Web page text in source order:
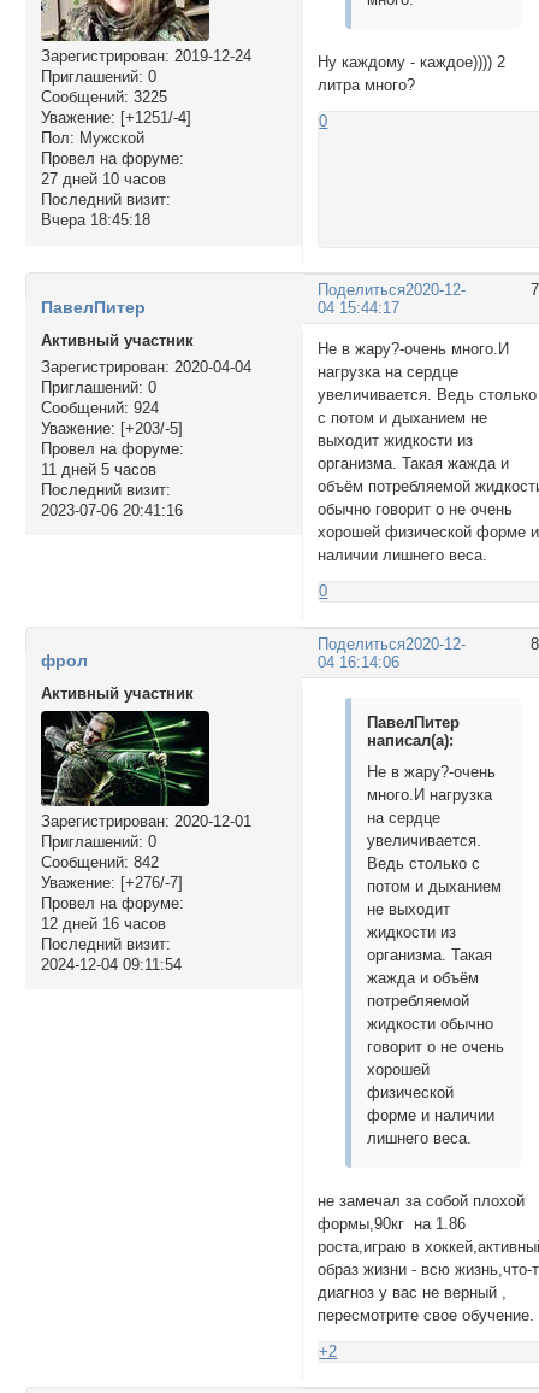
Зарегистрирован: 2019-12-24
Приглашений: 0
Сообщений: 3225
Уважение: [+1251/-4]
Пол: Мужской
Провел на форуме:
27 дней 10 часов
Последний визит:
Вчера 18:45:18
Ну каждому - каждое)))) 2
литра много?
0
Поделиться2020-12-
04 15:44:17
ПавелПитер
Активный участник
Зарегистрирован: 2020-04-04
Приглашений: 0
Сообщений: 924
Уважение: [+203/-5]
Провел на форуме:
11 дней 5 часов
Последний визит:
2023-07-06 20:41:16
Не в жару?-очень много.И
нагрузка на сердце
увеличивается. Ведь столько
с потом и дыханием не
выходит жидкости из
организма. Такая жажда и
объём потребляемой
обычно говорит о не очень
хорошей физической форме и
наличии лишнего веса.
0
Поделиться2020-12-
04 16:14:06
фрол
Активный участник
Зарегистрирован: 2020-12-01
Приглашений: 0
Сообщений: 842
Уважение: [+276/-7]
Провел на форуме:
12 дней 16 часов
Последний визит:
2024-12-04 09:11:54
ПавелПитер
написал(а):
Не в жару?-очень
много.И нагрузка
на сердце
увеличивается.
Ведь столько с
потом и дыханием
не выходит
жидкости из
организма. Такая
жажда и объём
потребляемой
жидкости обычно
говорит о не очень
хорошей
физической
форме и наличии
лишнего веса.
не замечал за собой плохой
формы,90кг на 1.86
роста,играю в
образ жизни - всю жизнь,что-
диагноз у вас не верный ,
пересмотрите свое обучение.
+2